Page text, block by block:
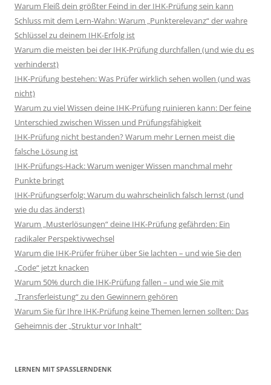
Warum Fleiß dein größter Feind in der IHK-Prüfung sein kann
Schluss mit dem Lern-Wahn: Warum „Punkterelevanz“ der wahre
Schlüssel zu deinem IHK-Erfolg ist
Warum die meisten bei der IHK-Prüfung durchfallen (und wie du es
verhinderst)
IHK-Prüfung bestehen: Was Prüfer wirklich sehen wollen (und was
nicht)
Warum zu viel Wissen deine IHK-Prüfung ruinieren kann: Der feine
Unterschied zwischen Wissen und Prüfungsfähigkeit
IHK-Prüfung nicht bestanden? Warum mehr Lernen meist die
falsche Lösung ist
IHK-Prüfungs-Hack: Warum weniger Wissen manchmal mehr
Punkte bringt
IHK-Prüfungserfolg: Warum du wahrscheinlich falsch lernst (und
wie du das änderst)
Warum „Musterlösungen“ deine IHK-Prüfung gefährden: Ein
radikaler Perspektivwechsel
Warum die IHK-Prüfer früher über Sie lachten – und wie Sie den
„Code“ jetzt knacken
Warum 50% durch die IHK-Prüfung fallen – und wie Sie mit
„Transferleistung“ zu den Gewinnern gehören
Warum Sie für Ihre IHK-Prüfung keine Themen lernen sollten: Das
Geheimnis der „Struktur vor Inhalt“
LERNEN MIT SPASSLERNDENK